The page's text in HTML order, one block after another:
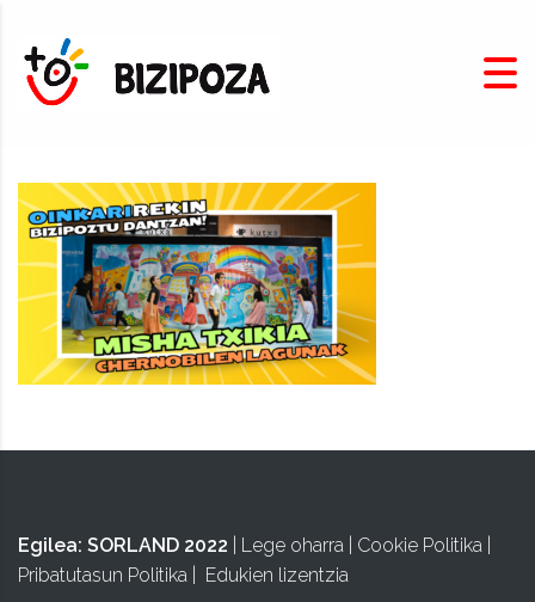
Egilea: SORLAND 2022 Lege oharra Cookie Politika
Pribatutasun Politika
Edukien lizentzia